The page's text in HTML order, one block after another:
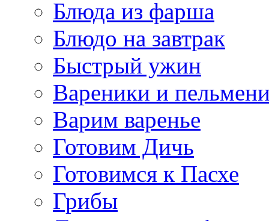
Блюда из фарша
Блюдо на завтрак
Быстрый ужин
Вареники и
Варим варенье
Готовим Дичь
Готовимся к Пасхе
Грибы